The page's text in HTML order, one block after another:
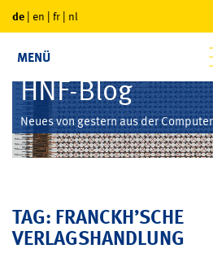
de | en | fr | nl
MENÜ
HNF-Blog
Neues von gestern aus der
TAG: FRANCKH’SCHE
VERLAGSHANDLUNG